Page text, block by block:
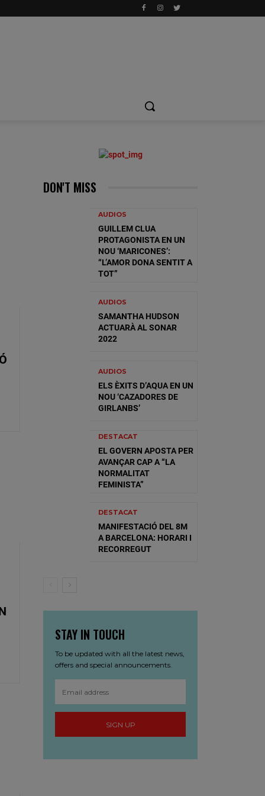
DON'T MISS
AUDIOS
GUILLEM CLUA
PROTAGONISTA EN UN
NOU ‘MARICONES’:
“L’AMOR DONA SENTIT A
TOT”
AUDIOS
SAMANTHA HUDSON
ACTUARÀ AL SONAR
2022
AUDIOS
ELS ÈXITS D’AQUA EN UN
NOU ‘CAZADORES DE
GIRLANBS’
DESTACAT
EL GOVERN APOSTA PER
AVANÇAR CAP A “LA
NORMALITAT
FEMINISTA”
DESTACAT
MANIFESTACIÓ DEL 8M
A BARCELONA: HORARI I
RECORREGUT
STAY IN TOUCH
To be updated with all the latest news,
offers and special announcements.
SIGN UP